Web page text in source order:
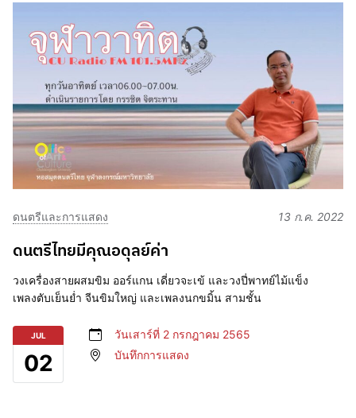
ดนตรีและการแสดง 13 ก.ค. 2022
ดนตรีไทยมีคุณอดุลย์ค่า
วงเครื่องสายผสมขิม ออร์แกน เดี่ยวจะเข้ และวงปี่พาทย์ไม้แข็ง
เพลงตับเย็นย่ำ จีนขิมใหญ่ และเพลงนกขมิ้น สามชั้น
JUL
02
วันเสาร์ที่ 2 กรกฎาคม 2565
บันทึกการแสดง